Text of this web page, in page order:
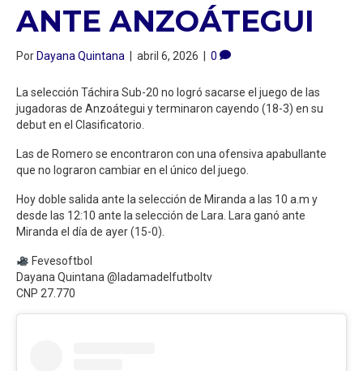
ANTE ANZOÁTEGUI
Por Dayana Quintana abril 6, 2026 0
La selección Táchira Sub-20 no logró sacarse el juego de las
jugadoras de Anzoátegui y terminaron cayendo (18-3) en su
debut en el Clasificatorio.
Las de Romero se encontraron con una ofensiva apabullante
que no lograron cambiar en el único del juego.
Hoy doble salida ante la selección de Miranda a las 10 a.m y
desde las 12:10 ante la selección de Lara. Lara ganó ante
Miranda el día de ayer (15-0).
Fevesoftbol
Dayana Quintana @ladamadelfutboltv
CNP 27.770